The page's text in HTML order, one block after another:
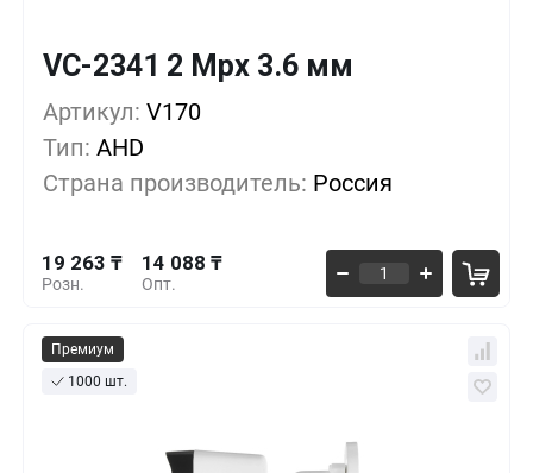
VC-2341 2 Mpx 3.6 мм
Артикул: V170
Тип: AHD
Страна производитель: Россия
Розн.
19 263 ₸
Опт.
14 088 ₸
Кол-во Выгода
1+ 0%
10+
30+ -20%
Премиум
1000 шт.